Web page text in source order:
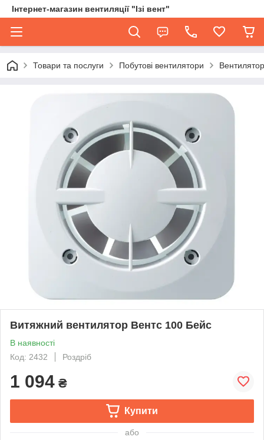
Інтернет-магазин вентиляції "Ізі вент"
Товари та послуги Побутові вентилятори
Витяжний вентилятор Вентс 100 Бейс
В наявності
Код: 2432
Роздріб
1 094 ₴
Купити
або